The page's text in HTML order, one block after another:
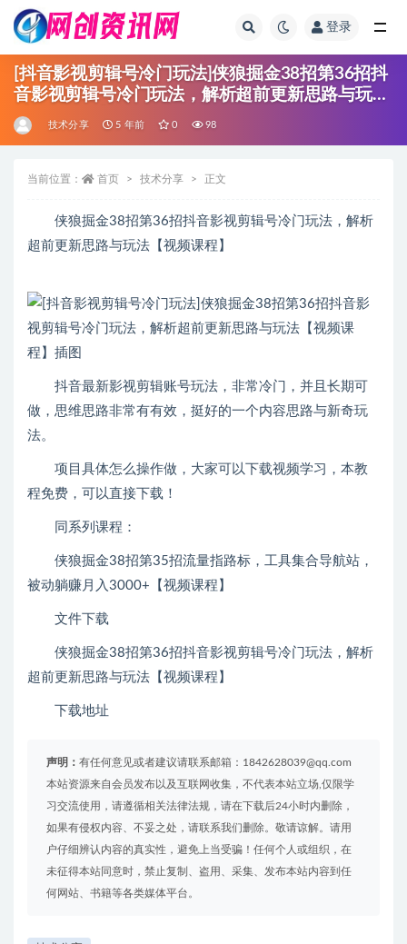
登录
[抖音影视剪辑号冷门玩法]侠狼掘金38招第36招抖
音影视剪辑号冷门玩法，解析超前更新思路与玩法
【视频课程】
技术分享 5 年前 0 98
当前位置： 首页 技术分享 正文
侠狼掘金38招第36招抖音影视剪辑号冷门玩法，解析
超前更新思路与玩法【视频课程】
抖音最新影视剪辑账号玩法，非常冷门，并且长期可
做，思维思路非常有有效，挺好的一个内容思路与新奇玩
法。
项目具体怎么操作做，大家可以下载视频学习，本教
程免费，可以直接下载！
同系列课程：
侠狼掘金38招第35招流量指路标，工具集合导航站，
被动躺赚月入3000+【视频课程】
文件下载
侠狼掘金38招第36招抖音影视剪辑号冷门玩法，解析
超前更新思路与玩法【视频课程】
下载地址
声明： 有任何意见或者建议请联系邮箱：1842628039@qq.com
本站资源来自会员发布以及互联网收集，不代表本站立场,仅限学
习交流使用，请遵循相关法律法规，请在下载后24小时内删除，
如果有侵权内容、不妥之处，请联系我们删除。敬请谅解。请用
户仔细辨认内容的真实性，避免上当受骗！任何个人或组织，在
未征得本站同意时，禁止复制、盗用、采集、发布本站内容到任
何网站、书籍等各类媒体平台。